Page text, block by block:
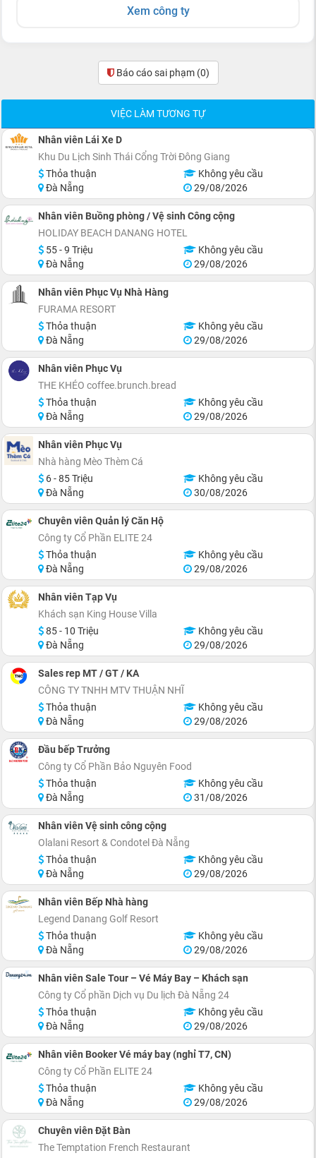
Xem công ty
Báo cáo sai phạm (0)
VIỆC LÀM TƯƠNG TỰ
Nhân viên Lái Xe D
Khu Du Lịch Sinh Thái Cổng Trời Đông Giang
Thỏa thuận
Không yêu cầu
Đà Nẵng
29/08/2026
Nhân viên Buồng phòng / Vệ sinh Công cộng
HOLIDAY BEACH DANANG HOTEL
55 - 9 Triệu
Không yêu cầu
Đà Nẵng
29/08/2026
Nhân viên Phục Vụ Nhà Hàng
FURAMA RESORT
Thỏa thuận
Không yêu cầu
Đà Nẵng
29/08/2026
Nhân viên Phục Vụ
THE KHÉO coffee.brunch.bread
Thỏa thuận
Không yêu cầu
Đà Nẵng
29/08/2026
Nhân viên Phục Vụ
Nhà hàng Mèo Thèm Cá
6 - 85 Triệu
Không yêu cầu
Đà Nẵng
30/08/2026
Chuyên viên Quản lý Căn Hộ
Công ty Cổ Phần ELITE 24
Thỏa thuận
Không yêu cầu
Đà Nẵng
29/08/2026
Nhân viên Tạp Vụ
Khách sạn King House Villa
85 - 10 Triệu
Không yêu cầu
Đà Nẵng
29/08/2026
Sales rep MT / GT / KA
CÔNG TY TNHH MTV THUẬN NHĨ
Thỏa thuận
Không yêu cầu
Đà Nẵng
29/08/2026
Đầu bếp Trưởng
Công ty Cổ Phần Bảo Nguyên Food
Thỏa thuận
Không yêu cầu
Đà Nẵng
31/08/2026
Nhân viên Vệ sinh công cộng
Olalani Resort & Condotel Đà Nẵng
Thỏa thuận
Không yêu cầu
Đà Nẵng
29/08/2026
Nhân viên Bếp Nhà hàng
Legend Danang Golf Resort
Thỏa thuận
Không yêu cầu
Đà Nẵng
29/08/2026
Nhân viên Sale Tour – Vé Máy Bay – Khách sạn
Công ty Cổ phần Dịch vụ Du lịch Đà Nẵng 24
Thỏa thuận
Không yêu cầu
Đà Nẵng
29/08/2026
Nhân viên Booker Vé máy bay (nghỉ T7, CN)
Công ty Cổ Phần ELITE 24
Thỏa thuận
Không yêu cầu
Đà Nẵng
29/08/2026
Chuyên viên Đặt Bàn
The Temptation French Restaurant